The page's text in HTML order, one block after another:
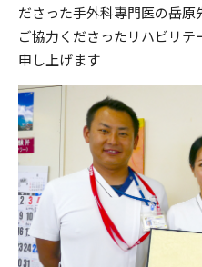
ださった手外科専門医の岳原
ご協力くださったリハビリ
申し上げます